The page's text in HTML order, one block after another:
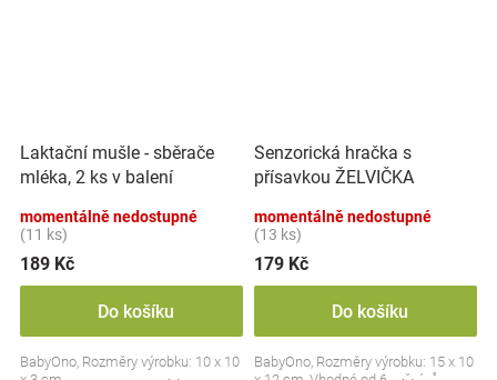
Laktační mušle - sběrače
mléka, 2 ks v balení
momentálně nedostupné
(11 ks)
189 Kč
Do košíku
BabyOno, Rozměry výrobku: 10 x 10
Senzorická hračka s
přísavkou ŽELVIČKA
momentálně nedostupné
(13 ks)
179 Kč
Do košíku
BabyOno, Rozměry výrobku: 15 x 10